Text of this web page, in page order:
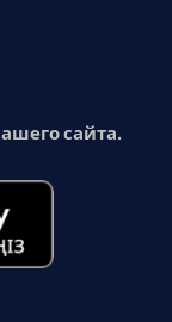
сайта.